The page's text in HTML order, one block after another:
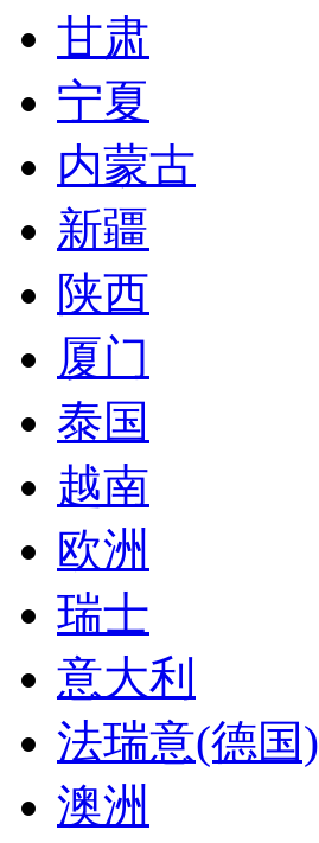
甘肃
宁夏
内蒙古
新疆
陕西
厦门
泰国
越南
欧洲
瑞士
意大利
法瑞意(德国)
澳洲